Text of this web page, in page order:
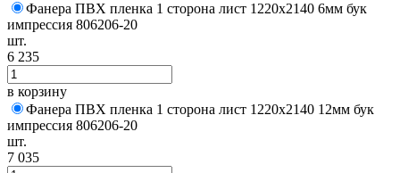
Фанера ПВХ пленка 1 сторона лист 1220х2140 6мм бук
импрессия 806206-20
шт.
6 235
в корзину
Фанера ПВХ пленка 1 сторона лист 1220х2140 12мм бук
импрессия 806206-20
шт.
7 035